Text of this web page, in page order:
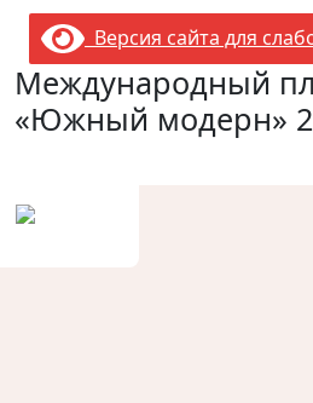
Версия сайта для
Международный
«Южный модерн»